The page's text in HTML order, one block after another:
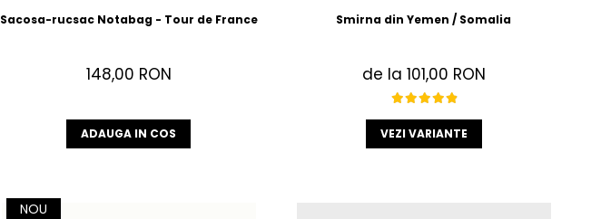
Sacosa-rucsac Notabag - Tour de France
148,00 RON
ADAUGA IN COS
Smirna din Yemen / Somalia
de la 101,00 RON
VEZI VARIANTE
NOU